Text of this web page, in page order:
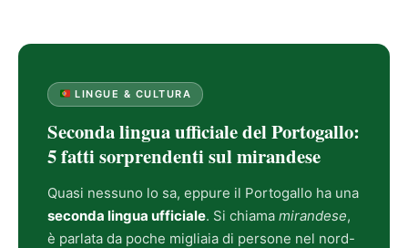
LINGUE & CULTURA
Seconda lingua ufficiale del Portogallo:
5 fatti sorprendenti sul mirandese
Quasi nessuno lo sa, eppure il Portogallo ha una
seconda lingua ufficiale. Si chiama mirandese,
è parlata da poche migliaia di persone nel nord-